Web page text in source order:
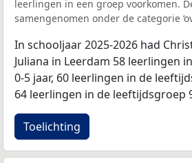
leerlingen in een groep voorkomen.
samengenomen onder de categorie
In schooljaar 2025-2026 had
Juliana in Leerdam 58 leerlingen
0-5 jaar, 60 leerlingen in de
64 leerlingen in de leeftijdsgroep
Toelichting